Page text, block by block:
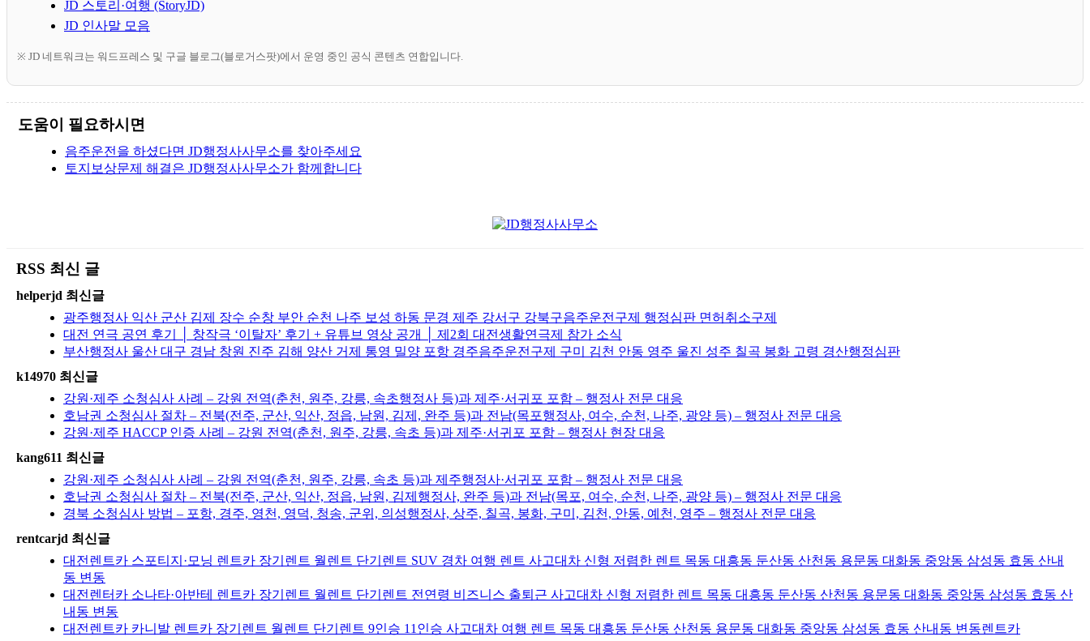
JD 스토리·여행 (StoryJD)
JD 인사말 모음
※ JD 네트워크는 워드프레스 및 구글 블로그(블로거스팟)에서 운영 중인 공식 콘텐츠 연합입니다.
도움이 필요하시면
음주운전을 하셨다면 JD행정사사무소를 찾아주세요
토지보상문제 해결은 JD행정사사무소가 함께합니다
RSS 최신 글
helperjd 최신글
광주행정사 익산 군산 김제 장수 순창 부안 순천 나주 보성 하동 문경 제주 강서구 강북구음주운전구제 행정심판 면허취소구제
대전 연극 공연 후기 │ 창작극 ‘이탈자’ 후기 + 유튜브 영상 공개 │ 제2회 대전생활연극제 참가 소식
부산행정사 울산 대구 경남 창원 진주 김해 양산 거제 통영 밀양 포항 경주음주운전구제 구미 김천 안동 영주 울진 성주 칠곡 봉화 고령 경산행정심판
k14970 최신글
강원·제주 소청심사 사례 – 강원 전역(춘천, 원주, 강릉, 속초행정사 등)과 제주·서귀포 포함 – 행정사 전문 대응
호남권 소청심사 절차 – 전북(전주, 군산, 익산, 정읍, 남원, 김제, 완주 등)과 전남(목포행정사, 여수, 순천, 나주, 광양 등) – 행정사 전문 대응
강원·제주 HACCP 인증 사례 – 강원 전역(춘천, 원주, 강릉, 속초 등)과 제주·서귀포 포함 – 행정사 현장 대응
kang611 최신글
강원·제주 소청심사 사례 – 강원 전역(춘천, 원주, 강릉, 속초 등)과 제주행정사·서귀포 포함 – 행정사 전문 대응
호남권 소청심사 절차 – 전북(전주, 군산, 익산, 정읍, 남원, 김제행정사, 완주 등)과 전남(목포, 여수, 순천, 나주, 광양 등) – 행정사 전문 대응
경북 소청심사 방법 – 포항, 경주, 영천, 영덕, 청송, 군위, 의성행정사, 상주, 칠곡, 봉화, 구미, 김천, 안동, 예천, 영주 – 행정사 전문 대응
rentcarjd 최신글
대전렌트카 스포티지·모닝 렌트카 장기렌트 월렌트 단기렌트 SUV 경차 여행 렌트 사고대차 신형 저렴한 렌트 목동 대흥동 둔산동 산천동 용문동 대화동 중앙동 삼성동 효동 산내
동 변동
대전렌터카 소나타·아반테 렌트카 장기렌트 월렌트 단기렌트 전연령 비즈니스 출퇴근 사고대차 신형 저렴한 렌트 목동 대흥동 둔산동 산천동 용문동 대화동 중앙동 삼성동 효동 산
내동 변동
대전렌트카 카니발 렌트카 장기렌트 월렌트 단기렌트 9인승 11인승 사고대차 여행 렌트 목동 대흥동 둔산동 산천동 용문동 대화동 중앙동 삼성동 효동 산내동 변동렌트카